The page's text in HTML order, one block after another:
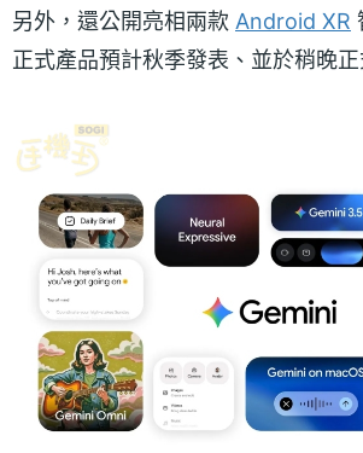
另外，還公開亮相兩款 Android XR
正式產品預計秋季發表、並於稍晚正